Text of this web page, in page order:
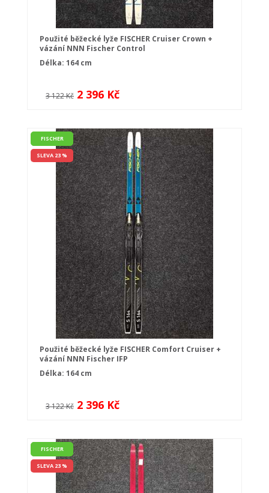
Použité běžecké lyže FISCHER Cruiser Crown +
vázání NNN Fischer Control
Délka: 164 cm
3 122 Kč 2 396 Kč
FISCHER
SLEVA 23 %
Použité běžecké lyže FISCHER Comfort Cruiser +
vázání NNN Fischer IFP
Délka: 164 cm
3 122 Kč 2 396 Kč
FISCHER
SLEVA 23 %